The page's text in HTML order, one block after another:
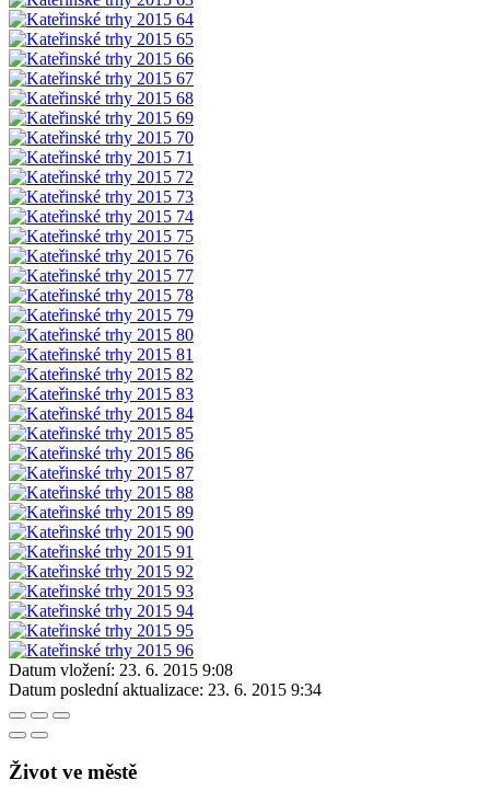
Datum vložení: 23. 6. 2015 9:08
Datum poslední aktualizace: 23. 6. 2015 9:34
Život ve městě